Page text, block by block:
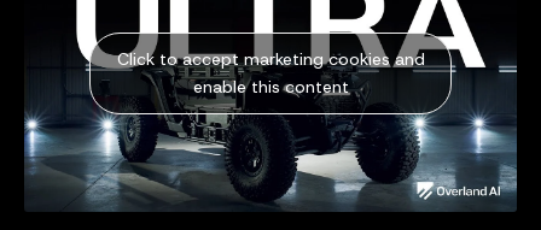
Click to accept marketing cookies and
enable this content